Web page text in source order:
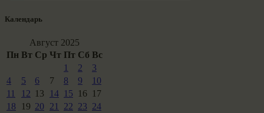
Календарь
Август 2025
Пн Вт Ср Чт Пт Сб Вс
1
2
3
4
5 6 7 8 9
10
11
12 13 14 15 16 17
18
19 20 21 22 23 24